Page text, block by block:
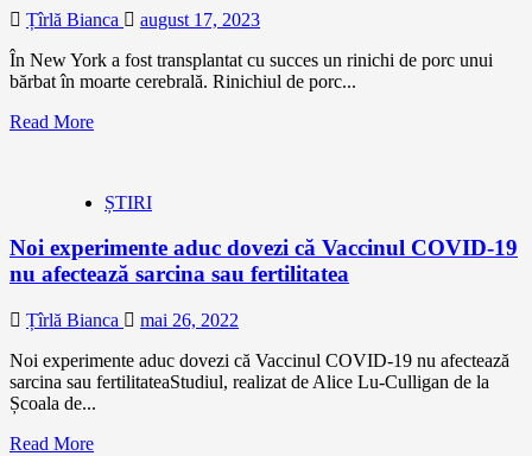
Țîrlă Bianca
august 17, 2023
În New York a fost transplantat cu succes un rinichi de porc unui
bărbat în moarte cerebrală. Rinichiul de porc...
Read More
ȘTIRI
Noi experimente aduc dovezi că Vaccinul COVID-19
nu afectează sarcina sau fertilitatea
Țîrlă Bianca
mai 26, 2022
Noi experimente aduc dovezi că Vaccinul COVID-19 nu afectează
sarcina sau fertilitateaStudiul, realizat de Alice Lu-Culligan de la
Școala de...
Read More